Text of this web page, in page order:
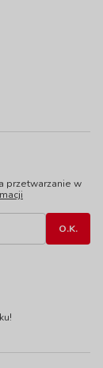
przetwarzanie w